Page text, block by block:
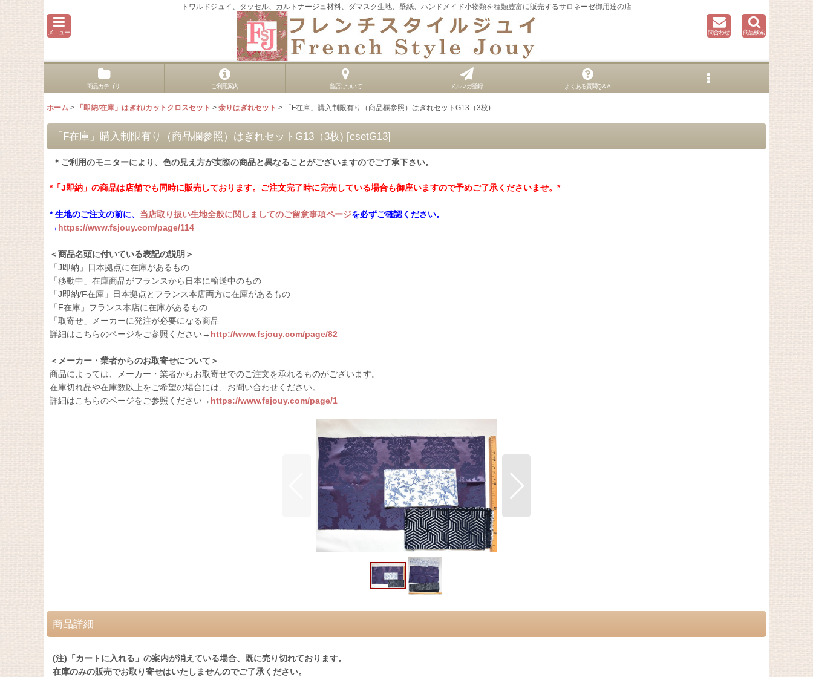
トワルドジュイ、タッセル、カルトナージュ材料、ダマスク生地、壁紙、ハンドメイド小物類を種類豊富に販売するサロネーゼ御用達の店
メニュー 問合わせ 商品検索
商品カテゴリ ご利用案内 当店について メルマガ登録 よくある質問Q＆A
ホーム > 「即納/在庫」はぎれ/カットクロスセット > 余りはぎれセット > 「F在庫」購入制限有り（商品欄参照）はぎれセットG13（3枚)
「F在庫」購入制限有り（商品欄参照）はぎれセットG13（3枚) [csetG13]
＊ご利用のモニターにより、色の見え方が実際の商品と異なることがございますのでご了承下さい。
*「J即納」の商品は店舗でも同時に販売しております。ご注文完了時に完売している場合も御座いますので予めご了承くださいませ。*
* 生地のご注文の前に、 当店取り扱い生地全般に関しましてのご留意事項ページを必ずご確認ください。
→ https://www.fsjouy.com/page/114
＜商品名頭に付いている表記の説明＞
「J即納」日本拠点に在庫があるもの
「移動中」在庫商品がフランスから日本に輸送中のもの
「J即納/F在庫」日本拠点とフランス本店両方に在庫があるもの
「F在庫」フランス本店に在庫があるもの
「取寄せ」メーカーに発注が必要になる商品
詳細はこちらのページをご参照ください→ http://www.fsjouy.com/page/82
＜メーカー・業者からのお取寄せについて＞
商品によっては、メーカー・業者からお取寄せでのご注文を承れるものがございます。
在庫切れ品や在庫数以上をご希望の場合には、お問い合わせください。
詳細はこちらのページをご参照ください→ https://www.fsjouy.com/page/1
商品詳細
(注)「カートに入れる」の案内が消えている場合、既に売り切れております。
在庫のみの販売でお取り寄せはいたしませんのでご了承ください。